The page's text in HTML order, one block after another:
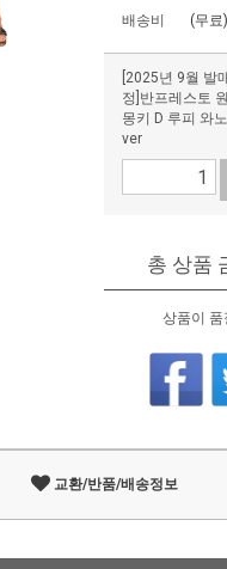
배송비
(무료)
[2025년 9월 발
정]반프레스토
몽키 D 루피 와
ver
총 상품
상품이 품
교환/반품/배송정보